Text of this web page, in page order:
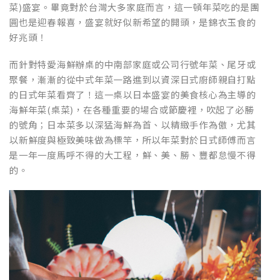
菜)盛宴。畢竟對於台灣大多家庭而言，這一頓年菜吃的是團
圓也是迎春報喜，盛宴就好似新希望的開頭，是錦衣玉食的
好兆頭！
而針對特愛海鮮辦桌的中南部家庭或公司行號年菜、尾牙或
聚餐，漸漸的從中式年菜一路進到以資深日式廚師親自打點
的日式年菜看齊了！這一桌以日本盛宴的美食核心為主導的
海鮮年菜(桌菜)，在各種重要的場合或節慶裡，吹起了必勝
的號角；日本菜多以深猛海鮮為首、以精緻手作為傲，尤其
以新鮮度與極致美味做為標竿，所以年菜對於日式師傅而言
是一年一度馬呼不得的大工程，鮮、美、勝、豐都怠慢不得
的。